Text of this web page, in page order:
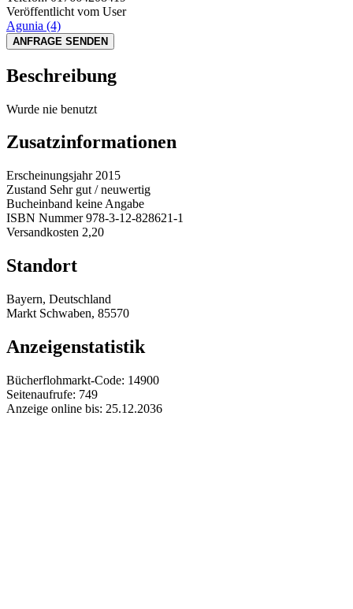
Veröffentlicht vom User
Agunia (4)
ANFRAGE SENDEN
Beschreibung
Wurde nie benutzt
Zusatzinformationen
Erscheinungsjahr 2015
Zustand Sehr gut / neuwertig
Bucheinband keine Angabe
ISBN Nummer 978-3-12-828621-1
Versandkosten 2,20
Standort
Bayern, Deutschland
Markt Schwaben, 85570
Anzeigenstatistik
Bücherflohmarkt-Code: 14900
Seitenaufrufe: 749
Anzeige online bis: 25.12.2036